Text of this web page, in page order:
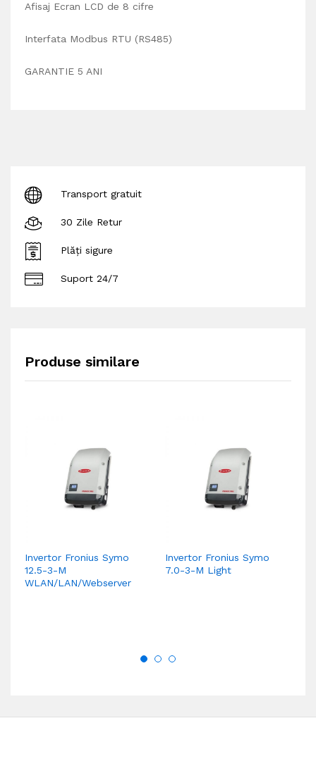
Afisaj Ecran LCD de 8 cifre
Interfata Modbus RTU (RS485)
GARANTIE 5 ANI
Transport gratuit
30 Zile Retur
Plăți sigure
Suport 24/7
Produse similare
Invertor Fronius Symo
12.5-3-M
WLAN/LAN/Webserver
Invertor Fronius Symo
7.0-3-M Light